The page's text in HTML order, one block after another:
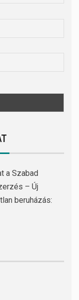
a Szabad
– Új
beruházás: